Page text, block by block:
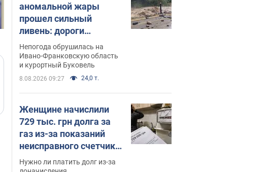
аномальной жары
прошел сильный
ливень: дороги
превратились в реки.
Видео
Непогода обрушилась на
Ивано-Франковскую область
и курортный Буковель
8.08.2026 09:27 24,0 т.
Женщине начислили
729 тыс. грн долга за
газ из-за показаний
неисправного счетчика:
судья вынес
Нужно ли платить долг из-за